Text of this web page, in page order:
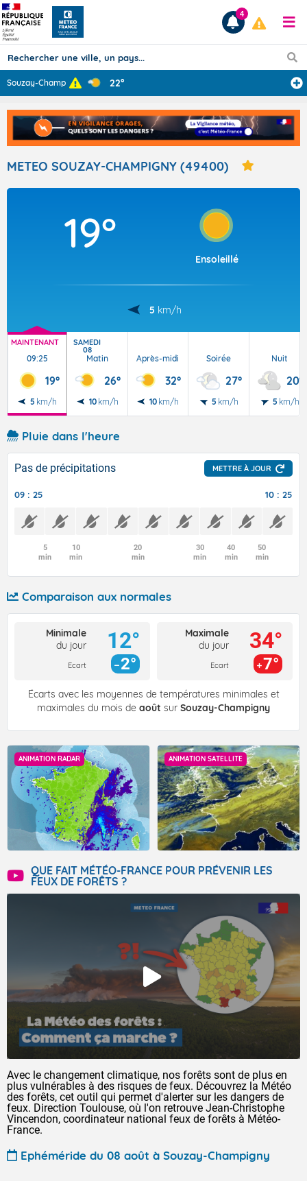
Prévisions
TOUS LES RÉSULTATS
Articles
4
Souzay-Champign... 22°
METEO SOUZAY-CHAMPIGNY (49400)
19°
Ensoleillé
5 km/h
MAINTENANT
09:25
19°
5 km/h
SAMEDI
08
Matin
26°
10 km/h
Après-midi
32°
10 km/h
Soirée
27°
5 km/h
Nuit
20°
5 km/h
Pluie dans l'heure
Pas de précipitations METTRE À JOUR
09 : 25 10 : 25
5
min
10
min
20
min
30
min
40
min
50
min
Comparaison aux normales
Minimale
du jour
Ecart
12°
2°
Maximale
du jour
Ecart
34°
7°
Écarts avec les moyennes de températures minimales et
maximales du mois de août sur Souzay-Champigny
ANIMATION RADAR ANIMATION SATELLITE
QUE FAIT MÉTÉO-FRANCE POUR PRÉVENIR LES
FEUX DE FORÊTS ?
Avec le changement climatique, nos forêts sont de plus en
plus vulnérables à des risques de feux. Découvrez la Météo
des forêts, cet outil qui permet d'alerter sur les dangers de
feux. Direction Toulouse, où l'on retrouve Jean-Christophe
Vincendon, coordinateur national feux de forêts à Météo-
France.
Ephéméride du 08 août à Souzay-Champigny